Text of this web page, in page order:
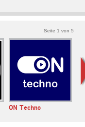
Seite 1 von 5
ON Techno